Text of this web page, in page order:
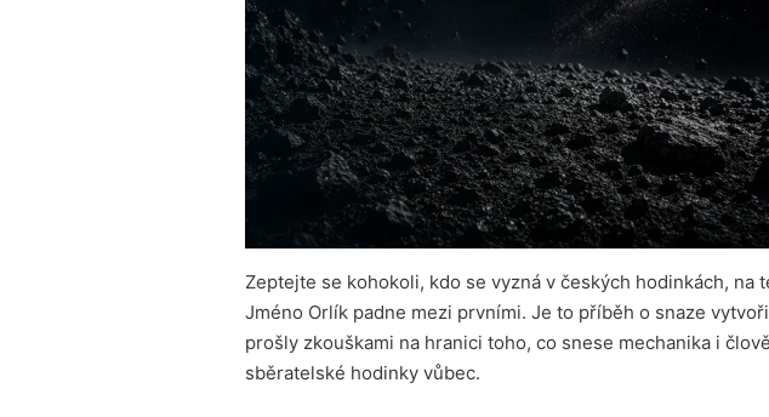
Zeptejte se kohokoli, kdo se vyzná v českých hodinkách,
Jméno Orlík padne mezi prvními. Je to příběh o snaze
prošly zkouškami na hranici toho, co snese mechanika i
sběratelské hodinky vůbec.